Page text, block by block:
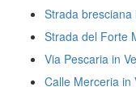
Strada bresciana
Strada del Forte
Via Pescaria in
Calle Merceria in